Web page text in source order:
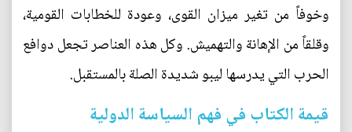
وخوفاً من تغير ميزان القوى، وعودة للخطابات القومية،
وقلقاً من الإهانة والتهميش. وكل هذه العناصر تجعل دوافع
الحرب التي يدرسها ليبو شديدة الصلة بالمستقبل.
قيمة الكتاب في فهم السياسة الدولية